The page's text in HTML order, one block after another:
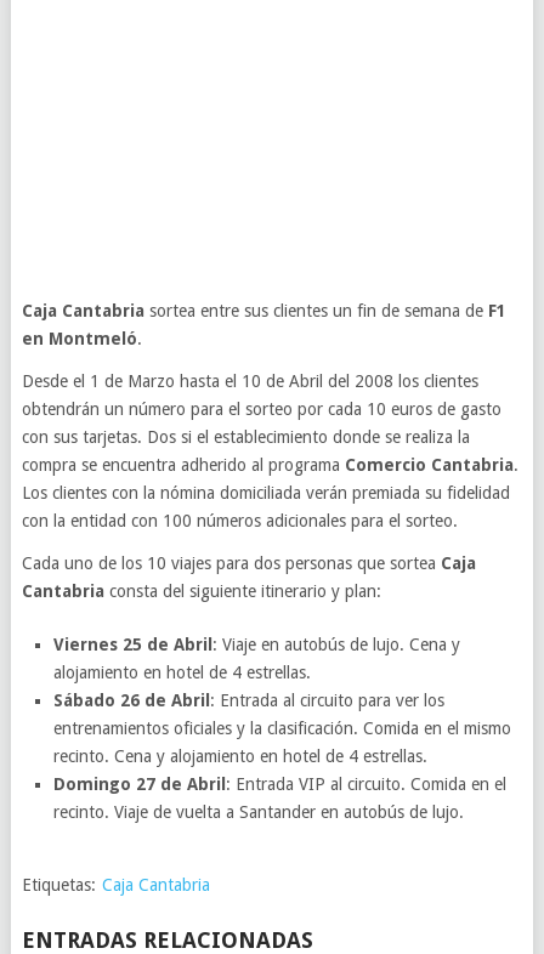
Caja Cantabria sortea entre sus clientes un fin de semana de F1
en Montmeló.
Desde el 1 de Marzo hasta el 10 de Abril del 2008 los clientes
obtendrán un número para el sorteo por cada 10 euros de gasto
con sus tarjetas. Dos si el establecimiento donde se realiza la
compra se encuentra adherido al programa Comercio Cantabria.
Los clientes con la nómina domiciliada verán premiada su fidelidad
con la entidad con 100 números adicionales para el sorteo.
Cada uno de los 10 viajes para dos personas que sortea Caja
Cantabria consta del siguiente itinerario y plan:
Viernes 25 de Abril : Viaje en autobús de lujo. Cena y
alojamiento en hotel de 4 estrellas.
Sábado 26 de Abril : Entrada al circuito para ver los
entrenamientos oficiales y la clasificación. Comida en el mismo
recinto. Cena y alojamiento en hotel de 4 estrellas.
Domingo 27 de Abril : Entrada VIP al circuito. Comida en el
recinto. Viaje de vuelta a Santander en autobús de lujo.
Etiquetas: Caja Cantabria
ENTRADAS RELACIONADAS